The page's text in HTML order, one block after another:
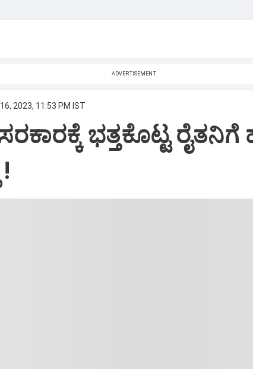
ADVERTISEMENT
2023, 11:53 PM IST
ಭತ್ತಕೊಟ್ಟ